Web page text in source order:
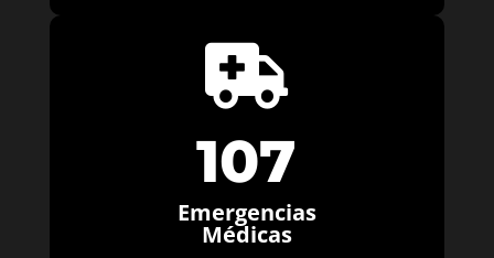

107
Emergencias
Médicas